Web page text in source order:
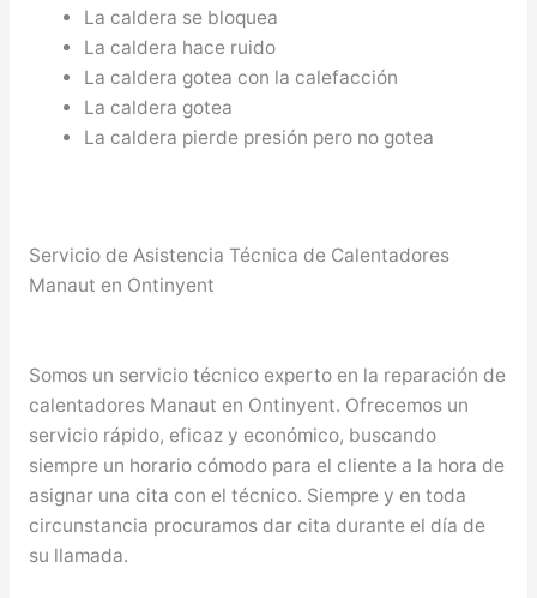
La caldera se bloquea
La caldera hace ruido
La caldera gotea con la calefacción
La caldera gotea
La caldera pierde presión pero no gotea
Servicio de Asistencia Técnica de Calentadores
Manaut en Ontinyent
Somos un servicio técnico experto en la reparación de
calentadores Manaut en Ontinyent. Ofrecemos un
servicio rápido, eficaz y económico, buscando
siempre un horario cómodo para el cliente a la hora de
asignar una cita con el técnico. Siempre y en toda
circunstancia procuramos dar cita durante el día de
su llamada.